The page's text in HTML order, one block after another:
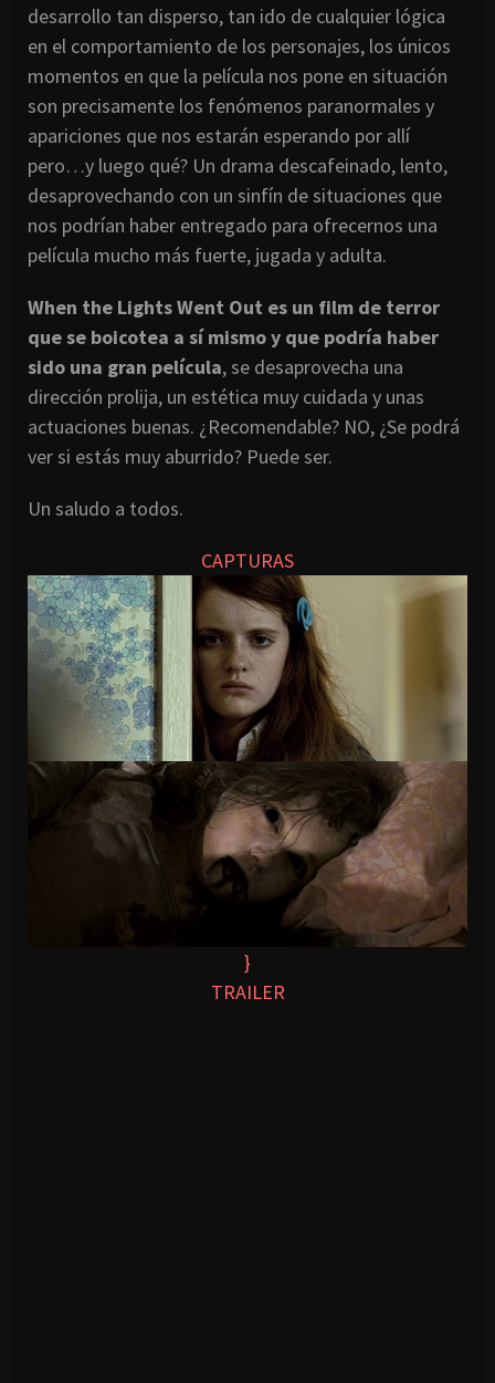
desarrollo tan disperso, tan ido de cualquier lógica
en el comportamiento de los personajes, los únicos
momentos en que la película nos pone en situación
son precisamente los fenómenos paranormales y
apariciones que nos estarán esperando por allí
pero…y luego qué? Un drama descafeinado, lento,
desaprovechando con un sinfín de situaciones que
nos podrían haber entregado para ofrecernos una
película mucho más fuerte, jugada y adulta.
When the Lights Went Out es un film de terror
que se boicotea a sí mismo y que podría haber
sido una gran película, se desaprovecha una
dirección prolija, un estética muy cuidada y unas
actuaciones buenas. ¿Recomendable? NO, ¿Se podrá
ver si estás muy aburrido? Puede ser.
Un saludo a todos.
CAPTURAS
}
TRAILER